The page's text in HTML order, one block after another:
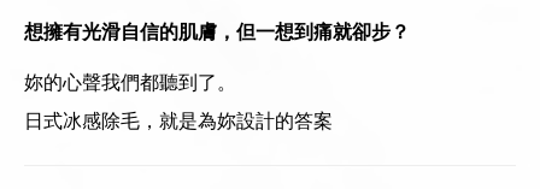
想擁有光滑自信的肌膚，但一想到痛就卻步？
妳的心聲我們都聽到了。
日式冰感除毛，就是為妳設計的答案